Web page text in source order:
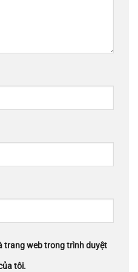
trang web trong trình duyệt
tôi.